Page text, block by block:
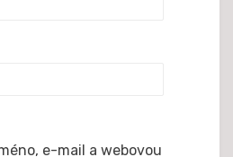
e-mail a webovou